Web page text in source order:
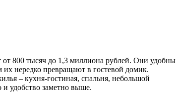
от 800 тысяч до 1,3 миллиона рублей. Они удобны
нередко превращают в гостевой домик.
– кухня-гостиная, спальня, небольшой
удобство заметно выше.